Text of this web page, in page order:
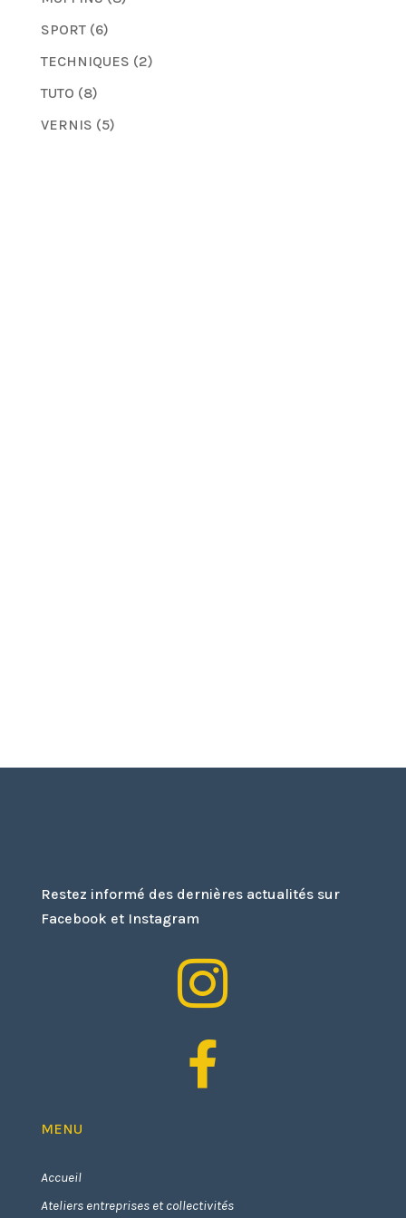
SPORT(6)
TECHNIQUES (2)
TUTO (8)
VERNIS (5)
Restez informé des dernières actualités sur
Facebook et Instagram


MENU
Accueil
Ateliers entreprises et collectivités